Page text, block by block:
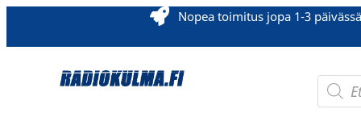
Nopea toimitus jopa 1-3 päivässä